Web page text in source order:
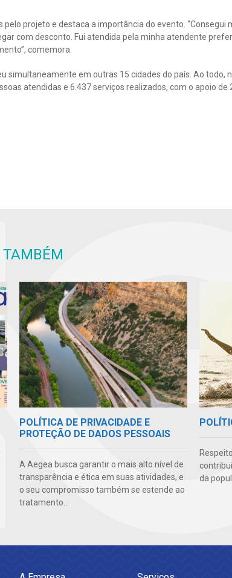
projeto e destaca a importância do evento. “Consegui
com desconto. Fui atendida pela minha atendente
comemora.
simultaneamente em outras 15 cidades do país. Ao todo,
atendidas e 6.437 serviços realizados, com o apoio de
POLÍTICA DE PRIVACIDADE E
PROTEÇÃO DE DADOS PESSOAIS
A Aegea busca garantir o mais alto nível de
transparência e ética em suas atividades, e
o seu compromisso também se estende ao
tratamento...
da